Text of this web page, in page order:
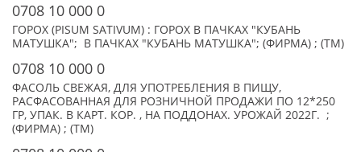
0708 10 000 0
ГОРОХ (PISUM SATIVUM) : ГОРОХ В ПАЧКАХ "КУБАНЬ
МАТУШКА"; В ПАЧКАХ "КУБАНЬ МАТУШКА"; (ФИРМА) ; (TM)
0708 10 000 0
ФАСОЛЬ СВЕЖАЯ, ДЛЯ УПОТРЕБЛЕНИЯ В ПИЩУ,
РАСФАСОВАННАЯ ДЛЯ РОЗНИЧНОЙ ПРОДАЖИ ПО 12*250
ГР, УПАК. В КАРТ. КОР. , НА ПОДДОНАХ. УРОЖАЙ 2022Г. ;
(ФИРМА) ; (TM)